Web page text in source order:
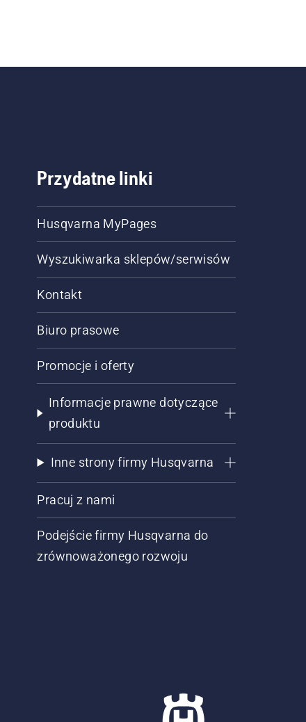
Przydatne linki
Husqvarna MyPages
Wyszukiwarka sklepów/serwisów
Kontakt
Biuro prasowe
Promocje i oferty
Informacje prawne dotyczące
produktu
Inne strony firmy Husqvarna
Pracuj z nami
Podejście firmy Husqvarna do
zrównoważonego rozwoju